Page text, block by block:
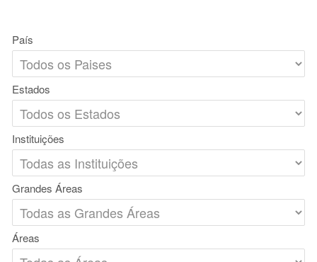
País
Estados
Instituições
Grandes Áreas
Áreas